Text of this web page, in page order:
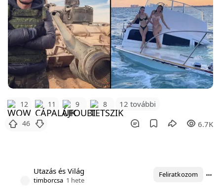
12 11 9 8 12 további
46 6.7K
Utazás és Világ
timborcsa 1 hete
Feliratkozom